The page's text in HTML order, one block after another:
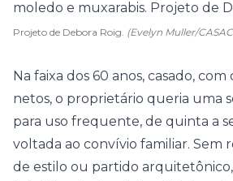
Projeto de Debora Roig. (Evelyn Muller/
Na faixa dos 60 anos, casado,
netos, o proprietário queria uma
para uso frequente, de quinta a
voltada ao convívio familiar. Sem
de estilo ou partido